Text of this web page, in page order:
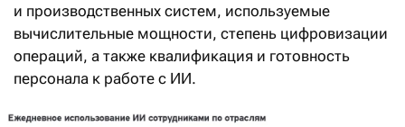
и производственных систем, используемые
вычислительные мощности, степень цифровизации
операций, а также квалификация и готовность
персонала к работе с ИИ.